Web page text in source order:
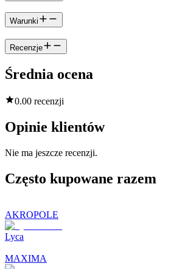
Warunki
Recenzje
Średnia ocena
0.00 recenzji
Opinie klientów
Nie ma jeszcze recenzji.
Często kupowane razem
AKROPOLE
Lyca
MAXIMA